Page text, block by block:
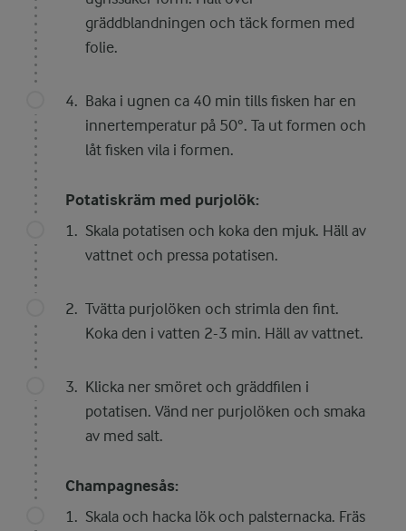
gräddblandningen och täck formen med
folie.
Baka i ugnen ca 40 min tills fisken har en
innertemperatur på 50°. Ta ut formen och
låt fisken vila i formen.
Potatiskräm med purjolök:
Skala potatisen och koka den mjuk. Häll av
vattnet och pressa potatisen.
Tvätta purjolöken och strimla den fint.
Koka den i vatten 2-3 min. Häll av vattnet.
Klicka ner smöret och gräddfilen i
potatisen. Vänd ner purjolöken och smaka
av med salt.
Champagnesås:
Skala och hacka lök och palsternacka. Fräs